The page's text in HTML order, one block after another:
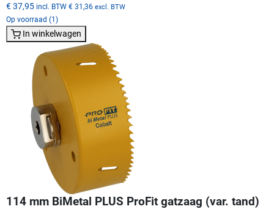
€ 37,95 incl. BTW € 31,36 excl. BTW
Op voorraad (1)
In winkelwagen
114 mm BiMetal PLUS ProFit gatzaag (var. tand)